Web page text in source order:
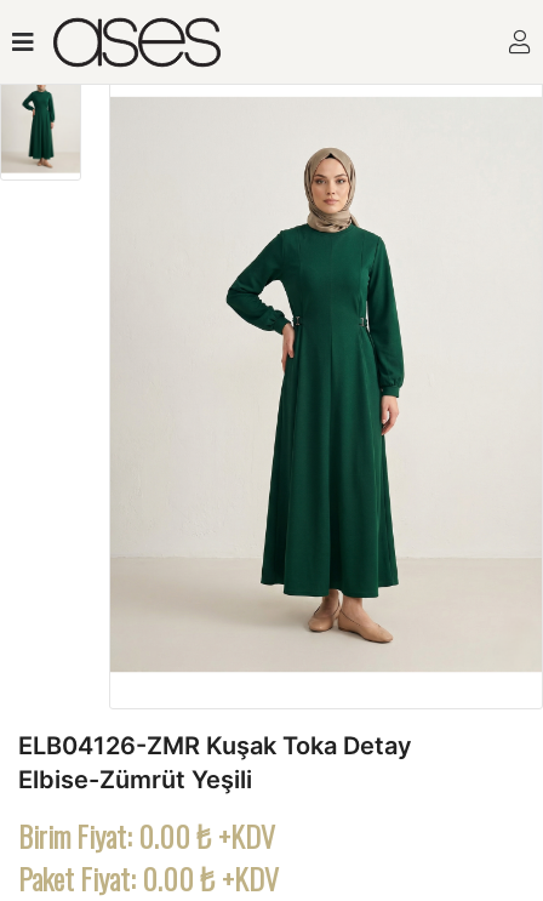
ELB04126-ZMR Kuşak Toka Detay
Elbise-Zümrüt Yeşili
Birim Fiyat:0.00 ₺ +KDV
Paket Fiyat:0.00 ₺ +KDV